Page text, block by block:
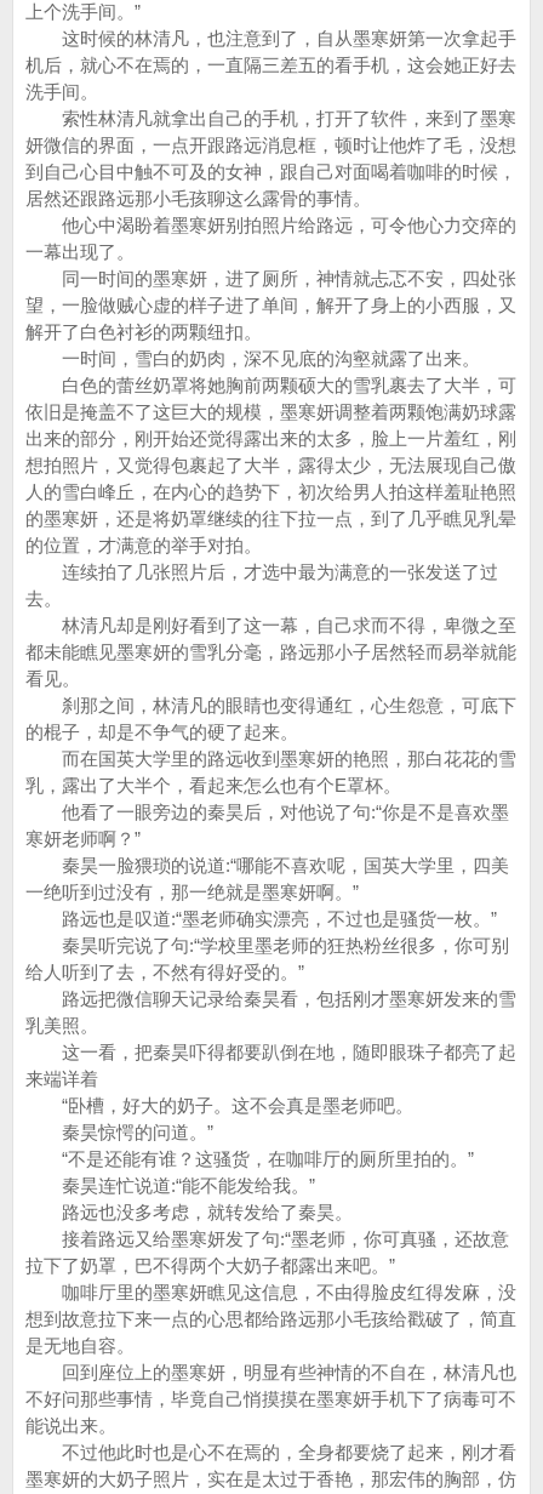
上个洗手间。”
这时候的林清凡，也注意到了，自从墨寒妍第一次拿起手
机后，就心不在焉的，一直隔三差五的看手机，这会她正好去
洗手间。
索性林清凡就拿出自己的手机，打开了软件，来到了墨寒
妍微信的界面，一点开跟路远消息框，顿时让他炸了毛，没想
到自己心目中触不可及的女神，跟自己对面喝着咖啡的时候，
居然还跟路远那小毛孩聊这么露骨的事情。
他心中渴盼着墨寒妍别拍照片给路远，可令他心力交瘁的
一幕出现了。
同一时间的墨寒妍，进了厕所，神情就忐忑不安，四处张
望，一脸做贼心虚的样子进了单间，解开了身上的小西服，又
解开了白色衬衫的两颗纽扣。
一时间，雪白的奶肉，深不见底的沟壑就露了出来。
白色的蕾丝奶罩将她胸前两颗硕大的雪乳裹去了大半，可
依旧是掩盖不了这巨大的规模，墨寒妍调整着两颗饱满奶球露
出来的部分，刚开始还觉得露出来的太多，脸上一片羞红，刚
想拍照片，又觉得包裹起了大半，露得太少，无法展现自己傲
人的雪白峰丘，在内心的趋势下，初次给男人拍这样羞耻艳照
的墨寒妍，还是将奶罩继续的往下拉一点，到了几乎瞧见乳晕
的位置，才满意的举手对拍。
连续拍了几张照片后，才选中最为满意的一张发送了过
去。
林清凡却是刚好看到了这一幕，自己求而不得，卑微之至
都未能瞧见墨寒妍的雪乳分毫，路远那小子居然轻而易举就能
看见。
刹那之间，林清凡的眼睛也变得通红，心生怨意，可底下
的棍子，却是不争气的硬了起来。
而在国英大学里的路远收到墨寒妍的艳照，那白花花的雪
乳，露出了大半个，看起来怎么也有个E罩杯。
他看了一眼旁边的秦昊后，对他说了句:“你是不是喜欢墨
寒妍老师啊？”
秦昊一脸猥琐的说道:“哪能不喜欢呢，国英大学里，四美
一绝听到过没有，那一绝就是墨寒妍啊。”
路远也是叹道:“墨老师确实漂亮，不过也是骚货一枚。”
秦昊听完说了句:“学校里墨老师的狂热粉丝很多，你可别
给人听到了去，不然有得好受的。”
路远把微信聊天记录给秦昊看，包括刚才墨寒妍发来的雪
乳美照。
这一看，把秦昊吓得都要趴倒在地，随即眼珠子都亮了起
来端详着
“卧槽，好大的奶子。这不会真是墨老师吧。
秦昊惊愕的问道。”
“不是还能有谁？这骚货，在咖啡厅的厕所里拍的。”
秦昊连忙说道:“能不能发给我。”
路远也没多考虑，就转发给了秦昊。
接着路远又给墨寒妍发了句:“墨老师，你可真骚，还故意
拉下了奶罩，巴不得两个大奶子都露出来吧。”
咖啡厅里的墨寒妍瞧见这信息，不由得脸皮红得发麻，没
想到故意拉下来一点的心思都给路远那小毛孩给戳破了，简直
是无地自容。
回到座位上的墨寒妍，明显有些神情的不自在，林清凡也
不好问那些事情，毕竟自己悄摸摸在墨寒妍手机下了病毒可不
能说出来。
不过他此时也是心不在焉的，全身都要烧了起来，刚才看
墨寒妍的大奶子照片，实在是太过于香艳，那宏伟的胸部，仿